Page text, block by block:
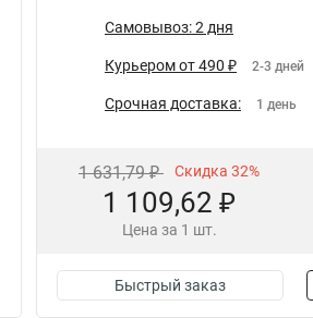
Самовывоз: 2 дня
Курьером от 490 ₽ 2-3 дней
Срочная доставка: 1 день
1 631,79 ₽ Скидка 32%
1 109,62 ₽
Цена за 1 шт.
Быстрый заказ